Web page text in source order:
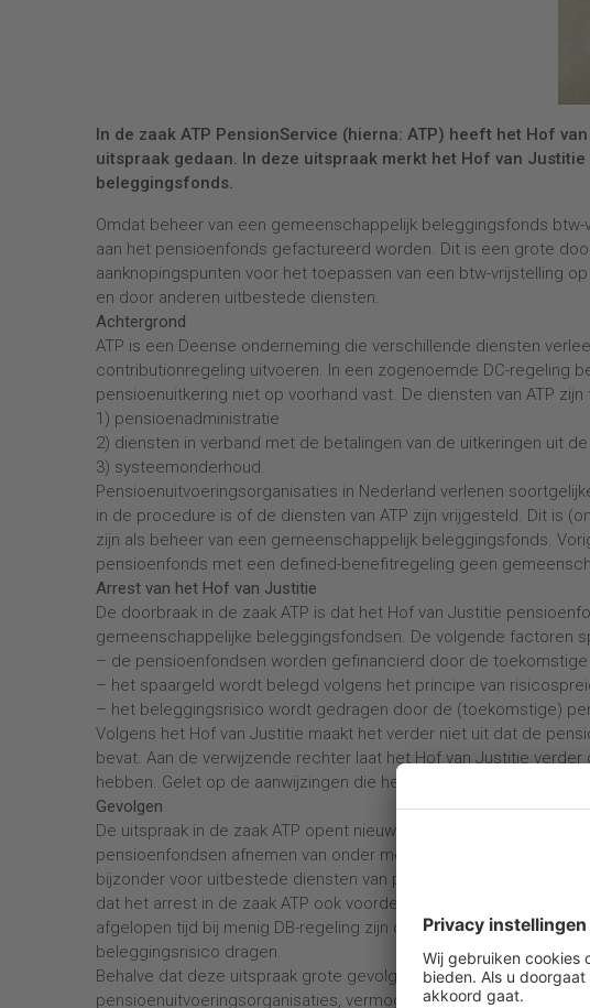
In de zaak ATP PensionService (hierna: ATP) heeft het Hof
uitspraak gedaan. In deze uitspraak merkt het Hof van
beleggingsfonds.
Omdat beheer van een gemeenschappelijk beleggingsfonds
aan het pensioenfonds gefactureerd worden. Dit is een grote
aanknopingspunten voor het toepassen van een btw-vrijstelling
en door anderen uitbestede diensten.
Achtergrond
ATP is een Deense onderneming die verschillende diensten
contributionregeling uitvoeren. In een zogenoemde DC-regeling
pensioenuitkering niet op voorhand vast. De diensten van ATP
1) pensioenadministratie
2) diensten in verband met de betalingen van de uitkeringen uit
3) systeemonderhoud.
Pensioenuitvoeringsorganisaties in Nederland verlenen
in de procedure is of de diensten van ATP zijn vrijgesteld. Dit is
zijn als beheer van een gemeenschappelijk beleggingsfonds.
pensioenfonds met een defined-benefitregeling geen
Arrest van het Hof van Justitie
De doorbraak in de zaak ATP is dat het Hof van Justitie
gemeenschappelijke beleggingsfondsen. De volgende factoren
– de pensioenfondsen worden gefinancierd door de
– het spaargeld wordt belegd volgens het principe van
– het beleggingsrisico wordt gedragen door de (toekomstige)
Volgens het Hof van Justitie maakt het verder niet uit dat de
bevat. Aan de verwijzende rechter laat het Hof van Justitie
hebben. Gelet op de aanwijzingen die het Hof daaromtrent
Gevolgen
De uitspraak in de zaak ATP opent nieuwe perspectieven voor
pensioenfondsen afnemen van onder meer
bijzonder voor uitbestede diensten van pensioenfondsen die een
dat het arrest in de zaak ATP ook voordelen oplevert voor
afgelopen tijd bij menig DB-regeling zijn doorgevoerd, duiden er
beleggingsrisico dragen.
Behalve dat deze uitspraak grote gevolgen kan hebben voor
pensioenuitvoeringsorganisaties, vermogensbeheerders en